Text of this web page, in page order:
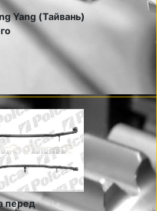
Yang (Тайвань)
перед